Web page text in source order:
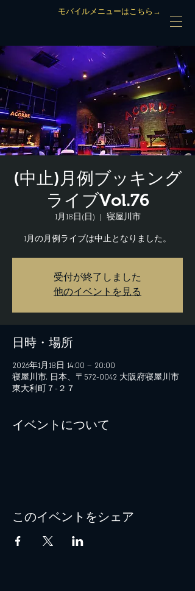
モバイルメニューはこちら→
(中止)月例ブッキング
ライブVol.76
1月18日(日)
  |
寝屋川市
1月の月例ライブは中止となりました。
受付が終了しました
他のイベントを見る
日時・場所
2026年1月18日 14:00 – 20:00
寝屋川市, 日本、〒572-0042 大阪府寝屋川市
東大利町７−２７
イベントについて
このイベントをシェア